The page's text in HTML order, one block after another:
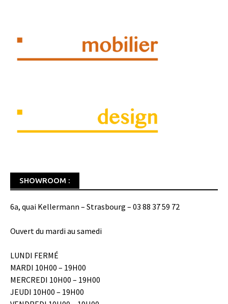
SHOWROOM :
6a, quai Kellermann – Strasbourg – 03 88 37 59 72
Ouvert du mardi au samedi
LUNDI FERMÉ
MARDI 10H00 – 19H00
MERCREDI 10H00 – 19H00
JEUDI 10H00 – 19H00